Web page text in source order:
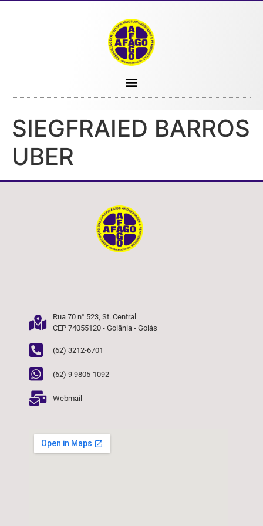
SIEGFRAIED BARROS
UBER
Rua 70 n° 523, St. Central
CEP 74055120 - Goiânia - Goiás
(62) 3212-6701
(62) 9 9805-1092
Webmail